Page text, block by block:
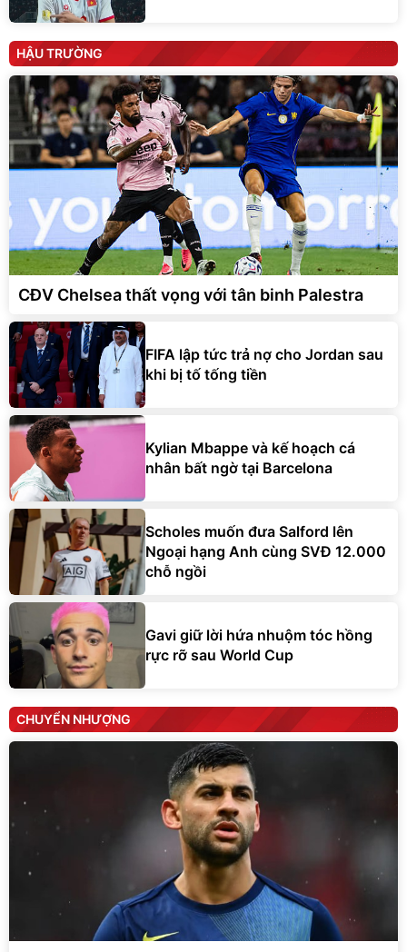
HẬU TRƯỜNG
CĐV Chelsea thất vọng với tân binh Palestra
FIFA lập tức trả nợ cho Jordan sau
khi bị tố tống tiền
Kylian Mbappe và kế hoạch cá
nhân bất ngờ tại Barcelona
Scholes muốn đưa Salford lên
Ngoại hạng Anh cùng SVĐ 12.000
chỗ ngồi
Gavi giữ lời hứa nhuộm tóc hồng
rực rỡ sau World Cup
CHUYỂN NHƯỢNG